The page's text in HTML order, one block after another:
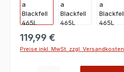
119,99 €
Preise inkl. MwSt. zzgl. Versandkosten